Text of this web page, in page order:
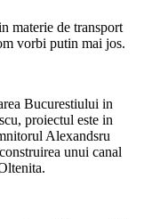
materie de transport
vorbi putin mai jos.
Bucurestiului in
proiectul este in
Alexandsru
unui canal